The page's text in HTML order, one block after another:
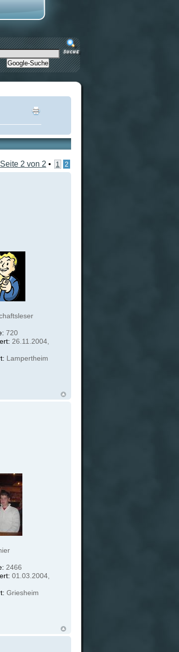
Seite 2 von 2 • 1 2
720
26.11.2004,
Lampertheim
2466
01.03.2004,
Griesheim
Google-Suche